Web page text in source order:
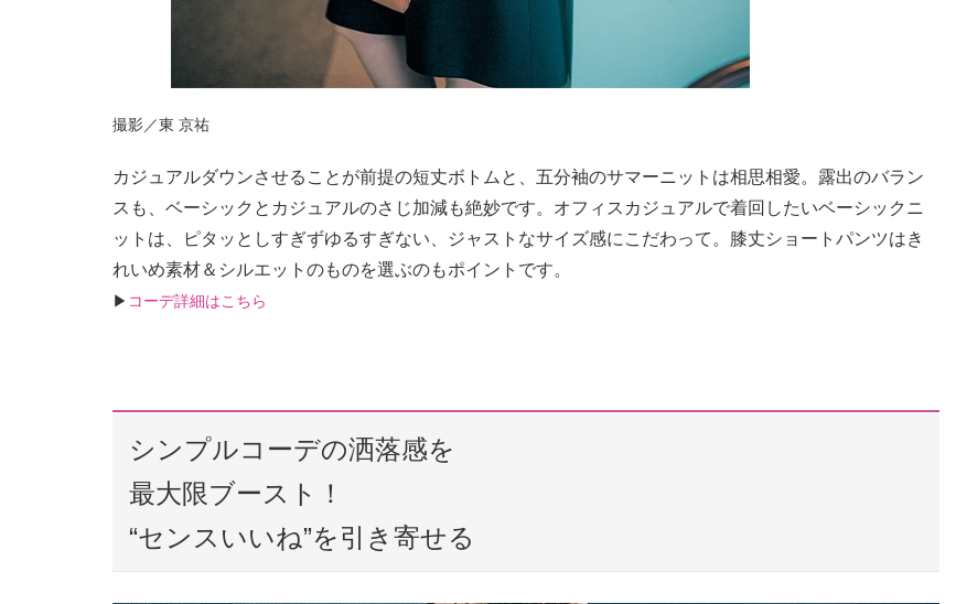
撮影／東 京祐
カジュアルダウンさせることが前提の短丈ボトムと、五分袖のサマーニットは相思相愛。露出のバラン
スも、ベーシックとカジュアルのさじ加減も絶妙です。オフィスカジュアルで着回したいベーシックニ
ットは、ピタッとしすぎずゆるすぎない、ジャストなサイズ感にこだわって。膝丈ショートパンツはき
れいめ素材＆シルエットのものを選ぶのもポイントです。
▶︎ コーデ詳細はこちら
シンプルコーデの洒落感を
最大限ブースト！
“センスいいね”を引き寄せる